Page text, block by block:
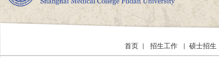
首页 招生工作 硕士招生